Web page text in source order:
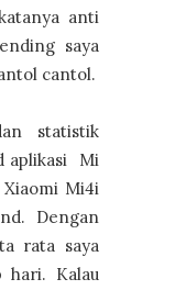
anti
saya
cantol.
statistik
aplikasi Mi
Xiaomi Mi4i
Dengan
rata saya
hari. Kalau